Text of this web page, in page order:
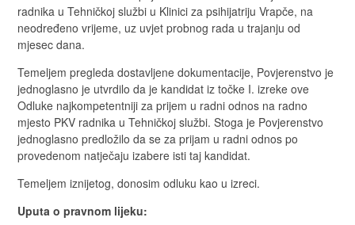
radnika u Tehničkoj službi u Klinici za psihijatriju Vrapče, na
neodređeno vrijeme, uz uvjet probnog rada u trajanju od
mjesec dana.
Temeljem pregleda dostavljene dokumentacije, Povjerenstvo je
jednoglasno je utvrdilo da je kandidat iz točke I. izreke ove
Odluke najkompetentniji za prijem u radni odnos na radno
mjesto PKV radnika u Tehničkoj službi. Stoga je Povjerenstvo
jednoglasno predložilo da se za prijam u radni odnos po
provedenom natječaju izabere isti taj kandidat.
Temeljem iznijetog, donosim odluku kao u izreci.
Uputa o pravnom lijeku: